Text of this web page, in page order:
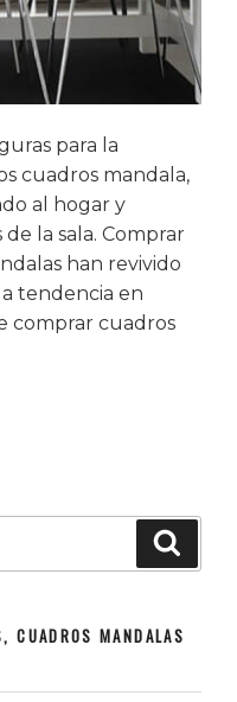
para la
cuadros mandala,
al hogar y
la sala. Comprar
han revivido
tendencia en
comprar cuadros
CUADROS MANDALAS